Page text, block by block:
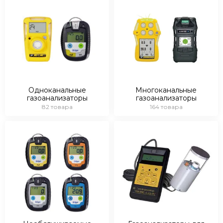
плане стоимости, так и в плане условий оплаты и
поставки! Цена на сигнализатор загазованности вас
приятно удивит и вы сможете выгодно купить
сигнализатор загазованности в Москве с доставкой по
необходимый прибор просто, мы можем отгрузить ваш
заказ в самые сжатые сроки!
одноканальные (с неограниченным сроком
жизни, а также 2-х и 3-х годичные
необслуживаемые);
многоканальные - определяющие
одновременно от 1 до 7 газов;
Одноканальные
газоанализаторы
82 товара
Многоканальные
газоанализаторы
164 товара